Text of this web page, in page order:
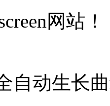
网站！
自动生长